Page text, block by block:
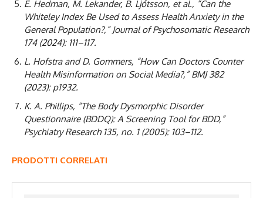
E. Hedman, M. Lekander, B. Ljótsson, et al., “Can the
Whiteley Index Be Used to Assess Health Anxiety in the
General Population?,” Journal of Psychosomatic Research
174 (2024): 111–117.
L. Hofstra and D. Gommers, “How Can Doctors Counter
Health Misinformation on Social Media?,” BMJ 382
(2023): p1932.
K. A. Phillips, “The Body Dysmorphic Disorder
Questionnaire (BDDQ): A Screening Tool for BDD,”
Psychiatry Research 135, no. 1 (2005): 103–112.
PRODOTTI CORRELATI